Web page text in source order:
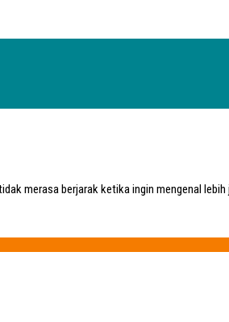
merasa berjarak ketika ingin mengenal